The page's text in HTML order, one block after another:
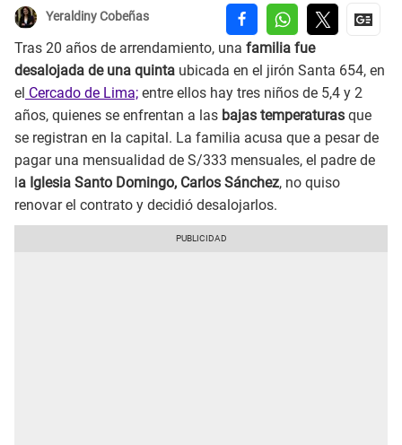
Yeraldiny Cobeñas
Tras 20 años de arrendamiento, una familia fue
desalojada de una quinta ubicada en el jirón Santa 654, en
el Cercado de Lima; entre ellos hay tres niños de 5,4 y 2
años, quienes se enfrentan a las bajas temperaturas que
se registran en la capital. La familia acusa que a pesar de
pagar una mensualidad de S/333 mensuales, el padre de
a Iglesia Santo Domingo, Carlos Sánchez, no quiso
renovar el contrato y decidió desalojarlos.